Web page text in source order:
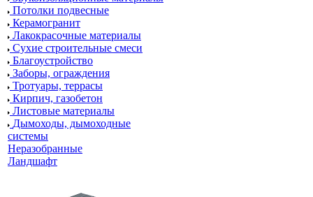
Потолки подвесные
Керамогранит
Лакокрасочные материалы
Сухие строительные смеси
Благоустройство
Заборы, ограждения
Тротуары, террасы
Кирпич, газобетон
Листовые материалы
Дымоходы, дымоходные
системы
Неразобранные
Ландшафт